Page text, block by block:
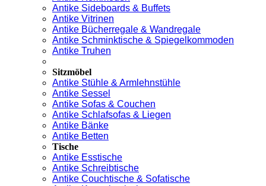
Antike Sideboards & Buffets
Antike Vitrinen
Antike Bücherregale & Wandregale
Antike Schminktische & Spiegelkommoden
Antike Truhen
Sitzmöbel
Antike Stühle & Armlehnstühle
Antike Sessel
Antike Sofas & Couchen
Antike Schlafsofas & Liegen
Antike Bänke
Antike Betten
Tische
Antike Esstische
Antike Schreibtische
Antike Couchtische & Sofatische